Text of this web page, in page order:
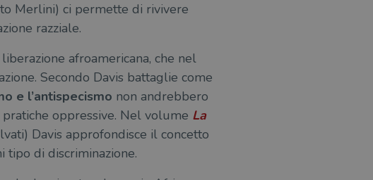
Merlini) ci permette di rivivere
razziale.
afroamericana, che nel
Secondo Davis battaglie come
e l’antispecismo non andrebbero
oppressive. Nel volume La
Davis approfondisce il concetto
tipo di discriminazione.